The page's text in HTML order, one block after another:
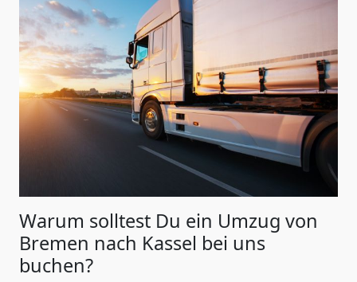
Warum solltest Du ein Umzug von
Bremen nach Kassel bei uns
buchen?